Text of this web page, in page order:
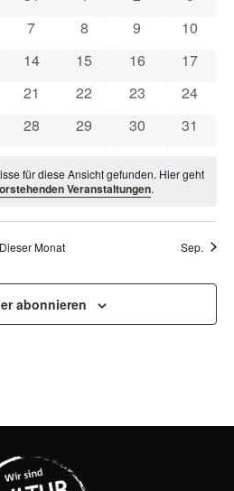
UND
0 Veranstaltungen
7 0 Veranstaltungen
8 0
9 0
10
0 Veranstaltungen
14 0 Veranstaltungen
15 0
16 0
17
0 Veranstaltungen
21 0 Veranstaltungen
22 0
23 0
24
0 Veranstaltungen
28 0 Veranstaltungen
29 0
30 0
31
für diese Ansicht gefunden. Hier geht
Veranstaltungen.
Dieser Monat Sep.
abonnieren